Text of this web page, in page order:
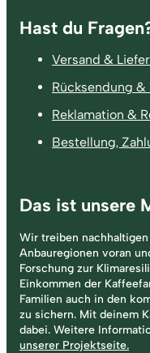
Fußzeile
Hast du
Versand &
Rücksendung
Reklamation &
Bestellung,
Das ist unsere
Wir treiben
Anbauregionen voran
Forschung zur
Einkommen der
Familien auch in den
zu sichern. Mit deinem
dabei. Weitere
unserer Projektseite.